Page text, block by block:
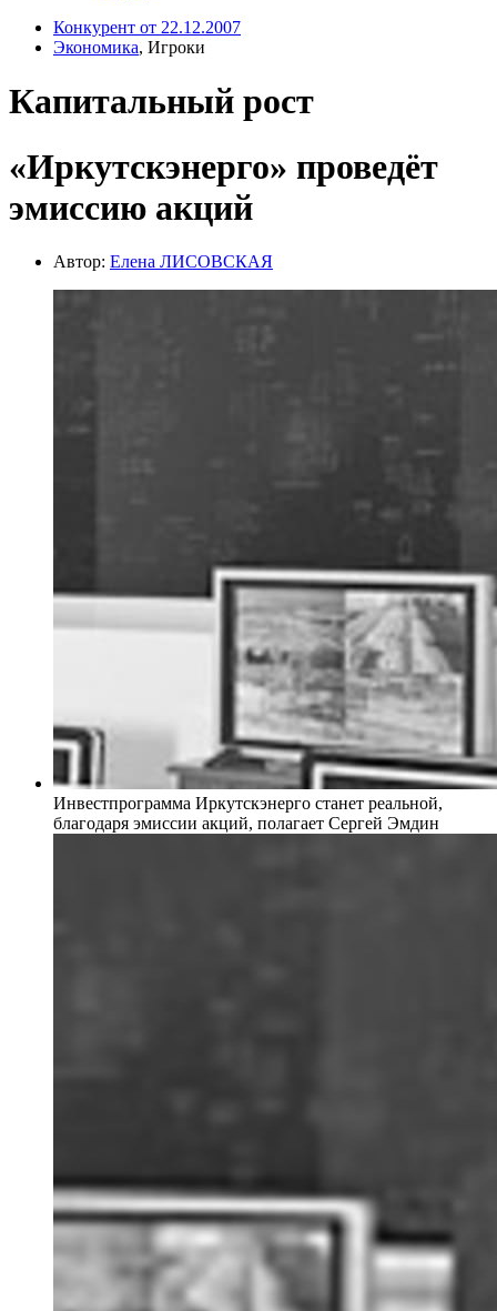
Конкурент от 22.12.2007
Экономика, Игроки
Капитальный рост
«Иркутскэнерго» проведёт
эмиссию акций
Автор: Елена ЛИСОВСКАЯ
Инвестпрограмма Иркутскэнерго станет реальной,
благодаря эмиссии акций, полагает Сергей Эмдин